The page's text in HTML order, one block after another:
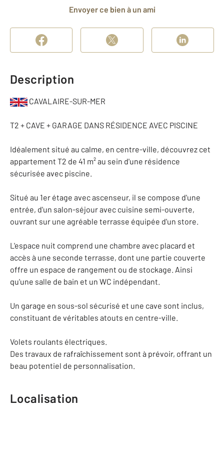
Envoyer ce bien à un ami
Description
CAVALAIRE-SUR-MER
T2 + CAVE + GARAGE DANS RÉSIDENCE AVEC PISCINE
Idéalement situé au calme, en centre-ville, découvrez cet
appartement T2 de 41 m² au sein d'une résidence
sécurisée avec piscine.
Situé au 1er étage avec ascenseur, il se compose d'une
entrée, d'un salon-séjour avec cuisine semi-ouverte,
ouvrant sur une agréable terrasse équipée d'un store.
L'espace nuit comprend une chambre avec placard et
accès à une seconde terrasse, dont une partie couverte
offre un espace de rangement ou de stockage. Ainsi
qu'une salle de bain et un WC indépendant.
Un garage en sous-sol sécurisé et une cave sont inclus,
constituant de véritables atouts en centre-ville.
Volets roulants électriques.
Des travaux de rafraîchissement sont à prévoir, offrant un
beau potentiel de personnalisation.
Localisation